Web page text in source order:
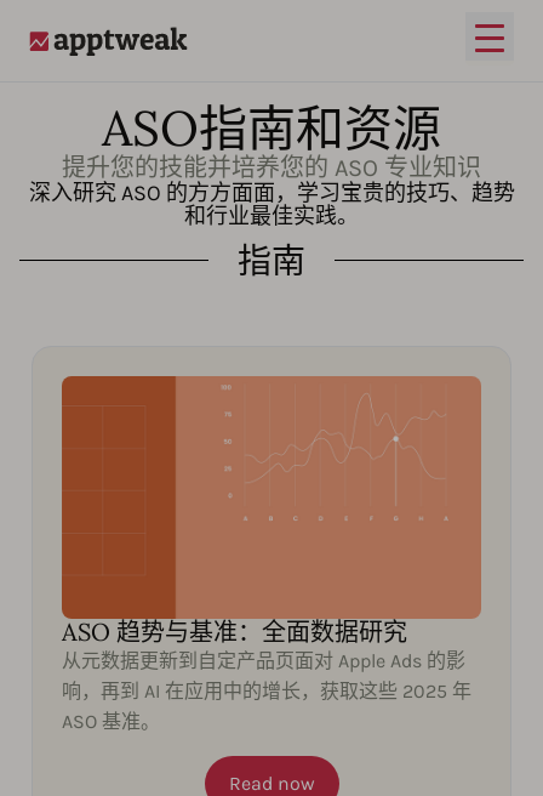
打开
ASO指南和资源
提升您的技能并培养您的 ASO 专业知识
深入研究 ASO 的方方面面，学习宝贵的技巧、趋势
和行业最佳实践。
指南
ASO 趋势与基准：全面数据研究
从元数据更新到自定产品页面对 Apple Ads 的影
响，再到 AI 在应用中的增长，获取这些 2025 年
ASO 基准。
Read now